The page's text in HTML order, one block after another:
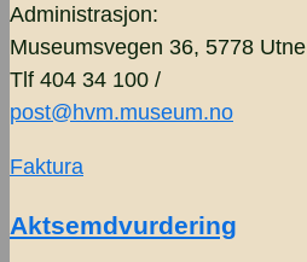
Administrasjon:
Museumsvegen 36, 5778 Utne
Tlf 404 34 100 /
post@hvm.museum.no
Faktura
Aktsemdvurdering